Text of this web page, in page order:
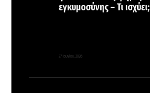
εγκυμοσύνης – Τι ισχύει;
27 Ιουνίου, 2026